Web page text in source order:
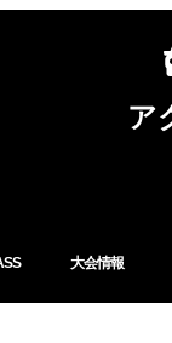
ア
大会情報